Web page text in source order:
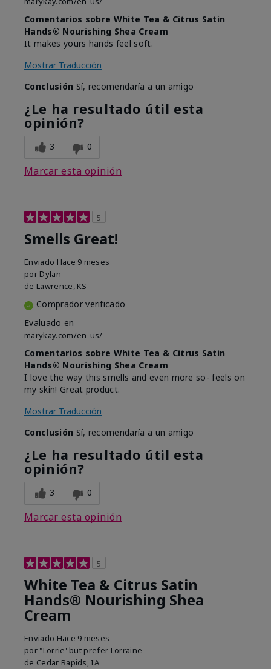
Comentarios sobre White Tea & Citrus Satin
Hands® Nourishing Shea Cream
It makes yours hands feel soft.
Mostrar Traducción
Conclusión Sí, recomendaría a un amigo
¿Le ha resultado útil esta
opinión?
3 0
Marcar esta opinión
5
Smells Great!
Enviado Hace 9 meses
por Dylan
de Lawrence, KS
Comprador verificado
Evaluado en
marykay.com/en-us/
Comentarios sobre White Tea & Citrus Satin
Hands® Nourishing Shea Cream
I love the way this smells and even more so- feels on
my skin! Great product.
Mostrar Traducción
Conclusión Sí, recomendaría a un amigo
¿Le ha resultado útil esta
opinión?
3 0
Marcar esta opinión
5
White Tea & Citrus Satin
Hands® Nourishing Shea
Cream
Enviado Hace 9 meses
por "Lorrie' but prefer Lorraine
de Cedar Rapids, IA